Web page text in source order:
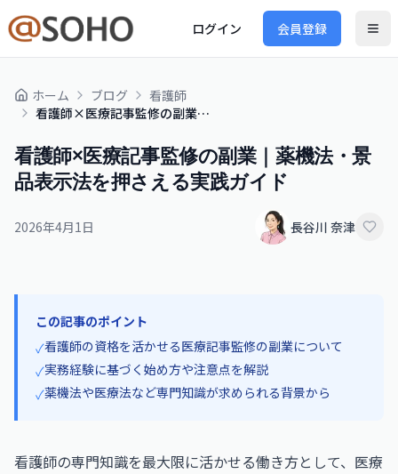
ログイン 会員登録
ホーム ブログ
看護師
看護師×医療記事監修の副業｜薬機法・景品表示法を押さえる実践ガイド
看護師×医療記事監修の副業｜薬機法・景
品表示法を押さえる実践ガイド
2026年4月1日 長谷川 奈津
この記事のポイント
✓看護師の資格を活かせる医療記事監修の副業について
✓実務経験に基づく始め方や注意点を解説
✓薬機法や医療法など専門知識が求められる背景から
看護師の専門知識を最大限に活かせる働き方として、医療